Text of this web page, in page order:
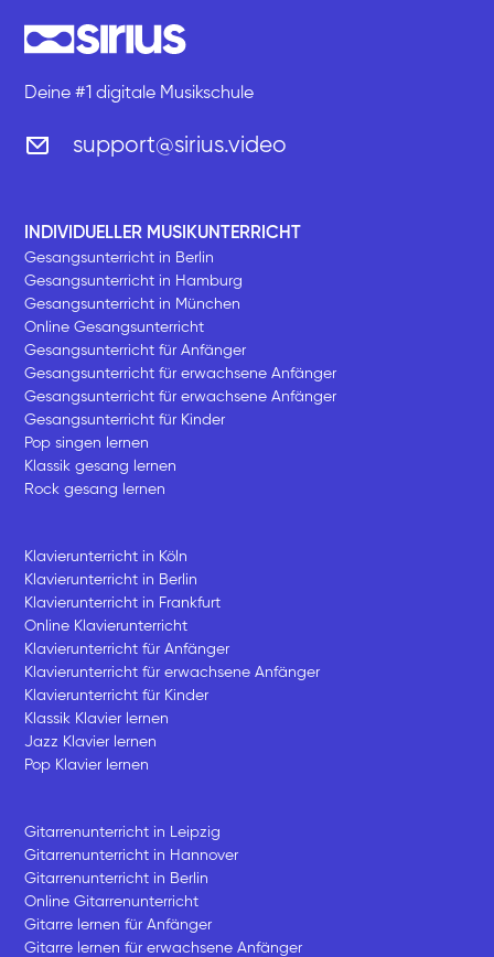
Deine #1 digitale Musikschule
support@sirius.video
INDIVIDUELLER MUSIKUNTERRICHT
Gesangsunterricht in Berlin
Gesangsunterricht in Hamburg
Gesangsunterricht in München
Online Gesangsunterricht
Gesangsunterricht für Anfänger
Gesangsunterricht für erwachsene Anfänger
Gesangsunterricht für erwachsene Anfänger
Gesangsunterricht für Kinder
Pop singen lernen
Klassik gesang lernen
Rock gesang lernen
Klavierunterricht in Köln
Klavierunterricht in Berlin
Klavierunterricht in Frankfurt
Online Klavierunterricht
Klavierunterricht für Anfänger
Klavierunterricht für erwachsene Anfänger
Klavierunterricht für Kinder
Klassik Klavier lernen
Jazz Klavier lernen
Pop Klavier lernen
Gitarrenunterricht in Leipzig
Gitarrenunterricht in Hannover
Gitarrenunterricht in Berlin
Online Gitarrenunterricht
Gitarre lernen für Anfänger
Gitarre lernen für erwachsene Anfänger